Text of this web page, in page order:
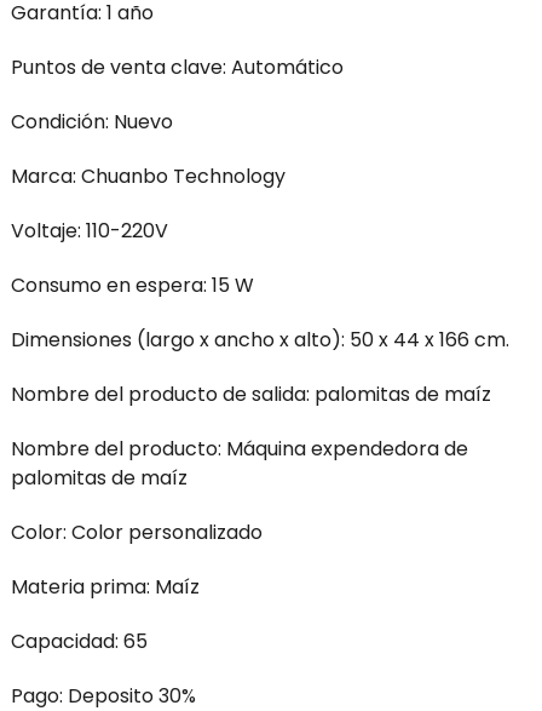
Garantía: 1 año
Puntos de venta clave: Automático
Condición: Nuevo
Marca: Chuanbo Technology
Voltaje: 110-220V
Consumo en espera: 15 W
Dimensiones (largo x ancho x alto): 50 x 44 x 166 cm.
Nombre del producto de salida: palomitas de maíz
Nombre del producto: Máquina expendedora de
palomitas de maíz
Color: Color personalizado
Materia prima: Maíz
Capacidad: 65
Pago: Deposito 30%